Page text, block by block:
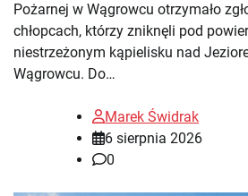
Pożarnej w Wągrowcu otrzymało
chłopcach, którzy zniknęli pod
niestrzeżonym kąpielisku nad
Wągrowcu. Do…
Marek Świdrak
6 sierpnia 2026
0